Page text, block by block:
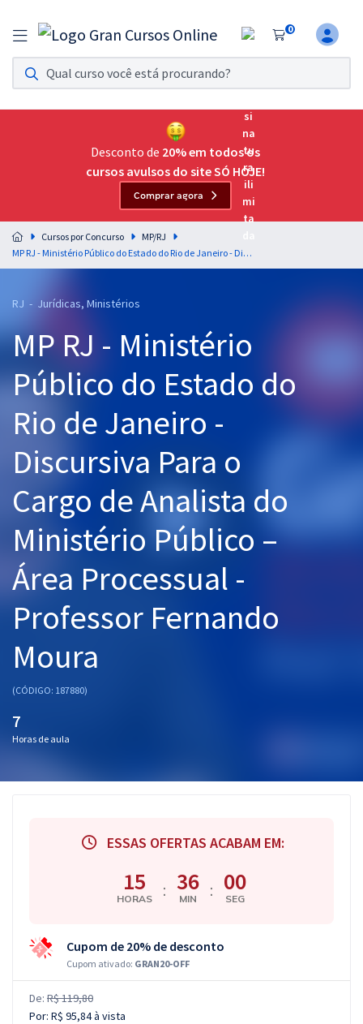
0
Assinatura Ilimitada 11
Acesso a todos os cursos. Teste grátis por 7 dias!
Assinatura OAB Até Passar
Acesso ilimitado a toda preparação para o Exame da
Residências Multiprofissionais
Preparação completa e intensiva para as principais
residências em saúde do Brasil
Cursos 20% OFF
Pós
Graduação
OAB
Questões grátis
Conteúdo gratuito
Aprovados
Desconto de 20% em todos os
cursos avulsos do site SÓ HOJE!
Comprar agora
Cursos por Concurso
MP/RJ
MP RJ - Ministério Público do Estado do Rio de Janeiro - Discursiva Para o Cargo de Analista do Ministério Público – Área Processual - Professor Fernando Moura
RJ - Jurídicas, Ministérios
MP RJ - Ministério
Público do Estado do
Rio de Janeiro -
Discursiva Para o
Cargo de Analista do
Ministério Público –
Área Processual -
Professor Fernando
Moura
(CÓDIGO: 187880)
7
Horas de aula
ESSAS OFERTAS ACABAM EM:
15
HORAS : 36
MIN : 00
SEG
Cupom de 20% de desconto
Cupom ativado: GRAN20-OFF
De: R$ 119,80
Por: R$ 95,84à vista